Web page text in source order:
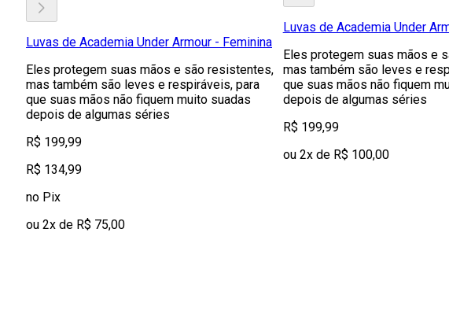
Luvas de Academia Under Armour - Feminina
Eles protegem suas mãos e são resistentes,
mas também são leves e respiráveis, para
que suas mãos não fiquem muito suadas
depois de algumas séries
R$ 199,99
R$ 134,99
no Pix
ou 2x de R$ 75,00
Luvas de Academia Under
Eles protegem suas mãos e
mas também são leves e
que suas mãos não fiquem
depois de algumas séries
R$ 199,99
ou 2x de R$ 100,00